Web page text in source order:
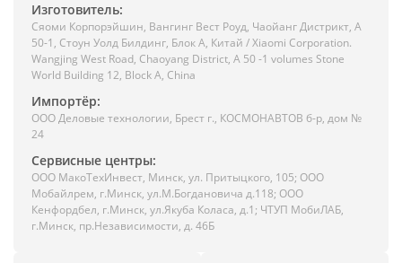
Изготовитель:
Сяоми Корпорэйшин, Вангинг Вест Роуд, Чаойанг Дистрикт, А
50-1, Стоун Уолд Билдинг, Блок А, Китай / Xiaomi Corporation.
Wangjing West Road, Chaoyang District, A 50 -1 volumes Stone
World Building 12, Block A, China
Импортёр:
ООО Деловые технологии, Брест г., КОСМОНАВТОВ б-р, дом №
24
Сервисные центры:
ООО МакоТехИнвест, Минск, ул. Притыцкого, 105; ООО
Мобайлрем, г.Минск, ул.М.Богдановича д.118; ООО
Кенфордбел, г.Минск, ул.Якуба Коласа, д.1; ЧТУП МобиЛАБ,
г.Минск, пр.Независимости, д. 46Б